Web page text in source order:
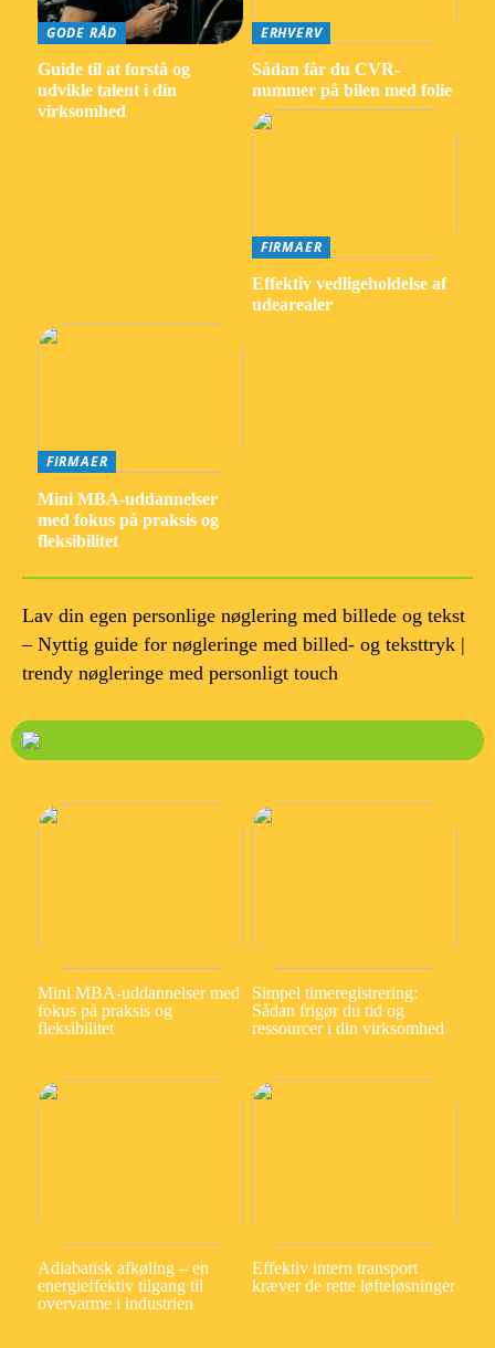
GODE RÅD
Guide til at forstå og
udvikle talent i din
virksomhed
ERHVERV
Sådan får du CVR-
nummer på bilen med folie
FIRMAER
Effektiv vedligeholdelse af
udearealer
FIRMAER
Mini MBA-uddannelser
med fokus på praksis og
fleksibilitet
Lav din egen personlige nøglering med billede og tekst
– Nyttig guide for nøgleringe med billed- og teksttryk |
trendy nøgleringe med personligt touch
Mini MBA-uddannelser med
fokus på praksis og
fleksibilitet
Simpel timeregistrering:
Sådan frigør du tid og
ressourcer i din virksomhed
Adiabatisk afkøling – en
energieffektiv tilgang til
overvarme i industrien
Effektiv intern transport
kræver de rette løfteløsninger